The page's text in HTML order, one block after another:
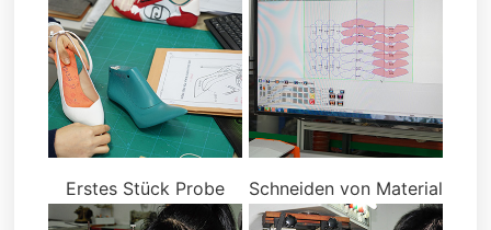
Erstes Stück Probe Schneiden von Material